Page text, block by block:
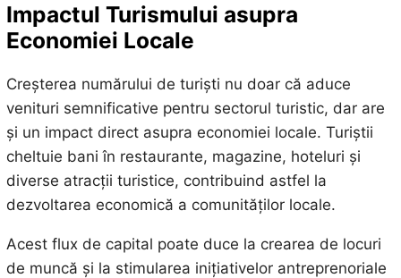
Impactul Turismului asupra
Economiei Locale
Creșterea numărului de turiști nu doar că aduce
venituri semnificative pentru sectorul turistic, dar are
și un impact direct asupra economiei locale. Turiștii
cheltuie bani în restaurante, magazine, hoteluri și
diverse atracții turistice, contribuind astfel la
dezvoltarea economică a comunităților locale.
Acest flux de capital poate duce la crearea de locuri
de muncă și la stimularea inițiativelor antreprenoriale